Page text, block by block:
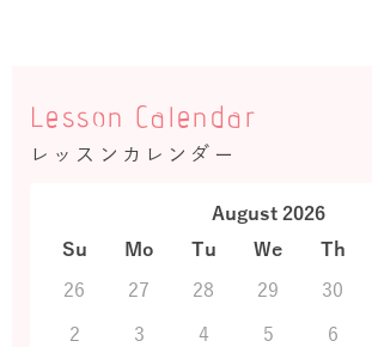
Lesson Calendar
レッスンカレンダー
August 2026
Su
Mo Tu We Th
26
27 28 29 30
2
3 4 5 6